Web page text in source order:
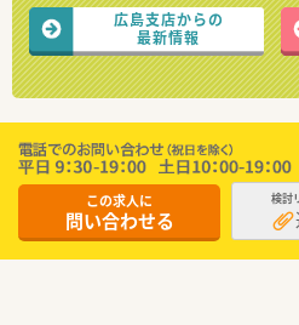
広島支店からの
最新情報
この求人に
問い合わせる
検討